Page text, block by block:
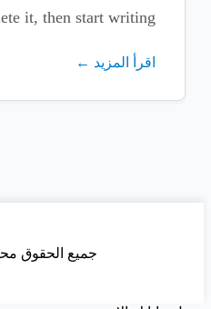
it, then start writing!
اقرأ المزيد ←
جميع الحقوق